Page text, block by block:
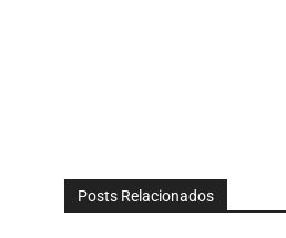
Posts Relacionados